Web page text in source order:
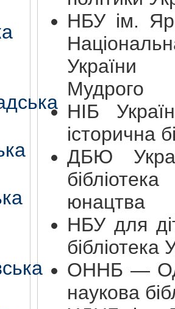
НБУ ім.
України
Мудрого
НІБ
історична
ДБЮ
юнацтва
НБУ для
бібліотека
ОННБ —
наукова